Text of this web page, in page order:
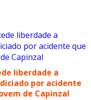
liberdade a
por acidente
de Capinzal